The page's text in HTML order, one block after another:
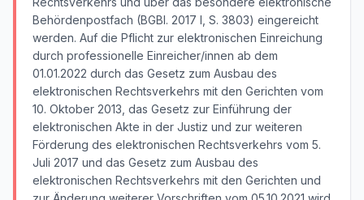
Behördenpostfach (BGBl. 2017 I, S. 3803) eingereicht
werden. Auf die Pflicht zur elektronischen Einreichung
durch professionelle Einreicher/innen ab dem
01.01.2022 durch das Gesetz zum Ausbau des
elektronischen Rechtsverkehrs mit den Gerichten vom
10. Oktober 2013, das Gesetz zur Einführung der
elektronischen Akte in der Justiz und zur weiteren
Förderung des elektronischen Rechtsverkehrs vom 5.
Juli 2017 und das Gesetz zum Ausbau des
elektronischen Rechtsverkehrs mit den Gerichten und